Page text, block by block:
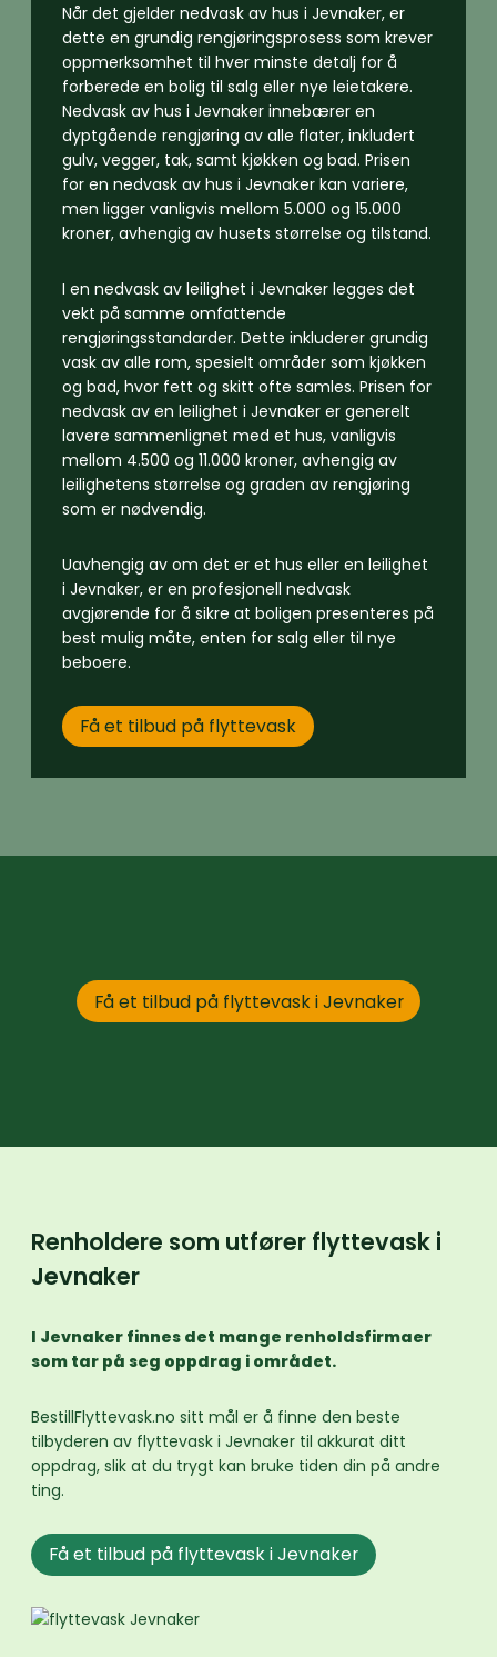
Når det gjelder nedvask av hus i Jevnaker, er
dette en grundig rengjøringsprosess som krever
oppmerksomhet til hver minste detalj for å
forberede en bolig til salg eller nye leietakere.
Nedvask av hus i Jevnaker innebærer en
dyptgående rengjøring av alle flater, inkludert
gulv, vegger, tak, samt kjøkken og bad. Prisen
for en nedvask av hus i Jevnaker kan variere,
men ligger vanligvis mellom 5.000 og 15.000
kroner, avhengig av husets størrelse og tilstand.
I en nedvask av leilighet i Jevnaker legges det
vekt på samme omfattende
rengjøringsstandarder. Dette inkluderer grundig
vask av alle rom, spesielt områder som kjøkken
og bad, hvor fett og skitt ofte samles. Prisen for
nedvask av en leilighet i Jevnaker er generelt
lavere sammenlignet med et hus, vanligvis
mellom 4.500 og 11.000 kroner, avhengig av
leilighetens størrelse og graden av rengjøring
som er nødvendig.
Uavhengig av om det er et hus eller en leilighet
i Jevnaker, er en profesjonell nedvask
avgjørende for å sikre at boligen presenteres på
best mulig måte, enten for salg eller til nye
beboere.
Få et tilbud på flyttevask
Få et tilbud på flyttevask i Jevnaker
Renholdere som utfører flyttevask i
Jevnaker
I Jevnaker finnes det mange renholdsfirmaer
som tar på seg oppdrag i området.
BestillFlyttevask.no sitt mål er å finne den beste
tilbyderen av flyttevask i Jevnaker til akkurat ditt
oppdrag, slik at du trygt kan bruke tiden din på andre
ting.
Få et tilbud på flyttevask i Jevnaker